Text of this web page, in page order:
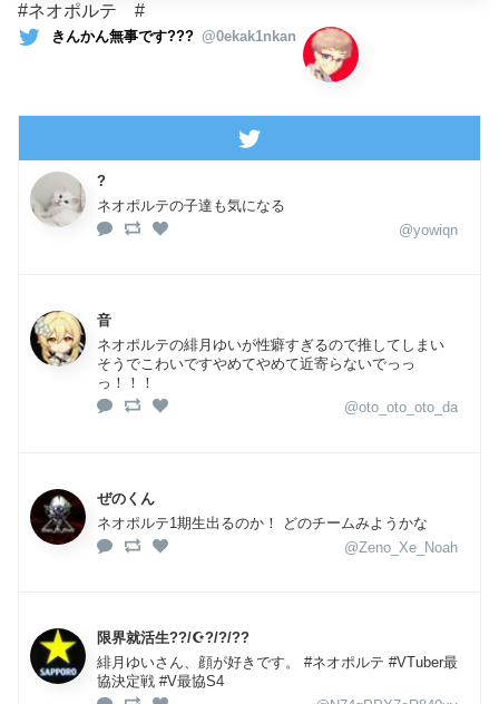
#ネオポルテ #
きんかん無事です??? @0ekak1nkan
?
ネオポルテの子達も気になる
@yowiqn
音
ネオポルテの緋月ゆいが性癖すぎるので推してしまい
そうでこわいですやめてやめて近寄らないでっっ
っ！！！
@oto_oto_oto_da
ぜのくん
ネオポルテ1期生出るのか！ どのチームみようかな
@Zeno_Xe_Noah
限界就活生??/☪️?/?/??
緋月ゆいさん、顔が好きです。 #ネオポルテ #VTuber最
協決定戦 #V最協S4